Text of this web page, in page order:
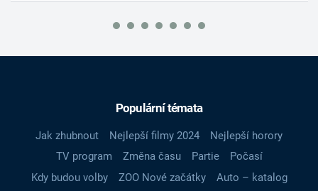
Populární témata
Jak zhubnout Nejlepší filmy 2024
Nejlepší horory
TV program
Změna času Partie
Počasí
Kdy budou volby
ZOO Nové začátky
Auto – katalog